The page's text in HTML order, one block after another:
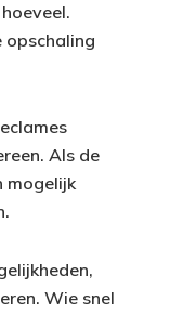
opschaling
Als de
mogelijk
Wie snel